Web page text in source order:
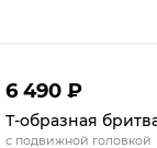
6 490 ₽
Т-образная
с подвижной головкой